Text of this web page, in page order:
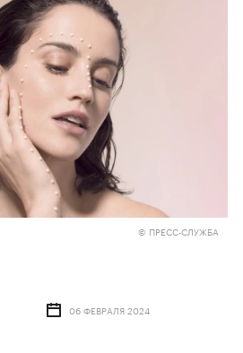
© ПРЕСС-СЛУЖБА
06 ФЕВРАЛЯ 2024